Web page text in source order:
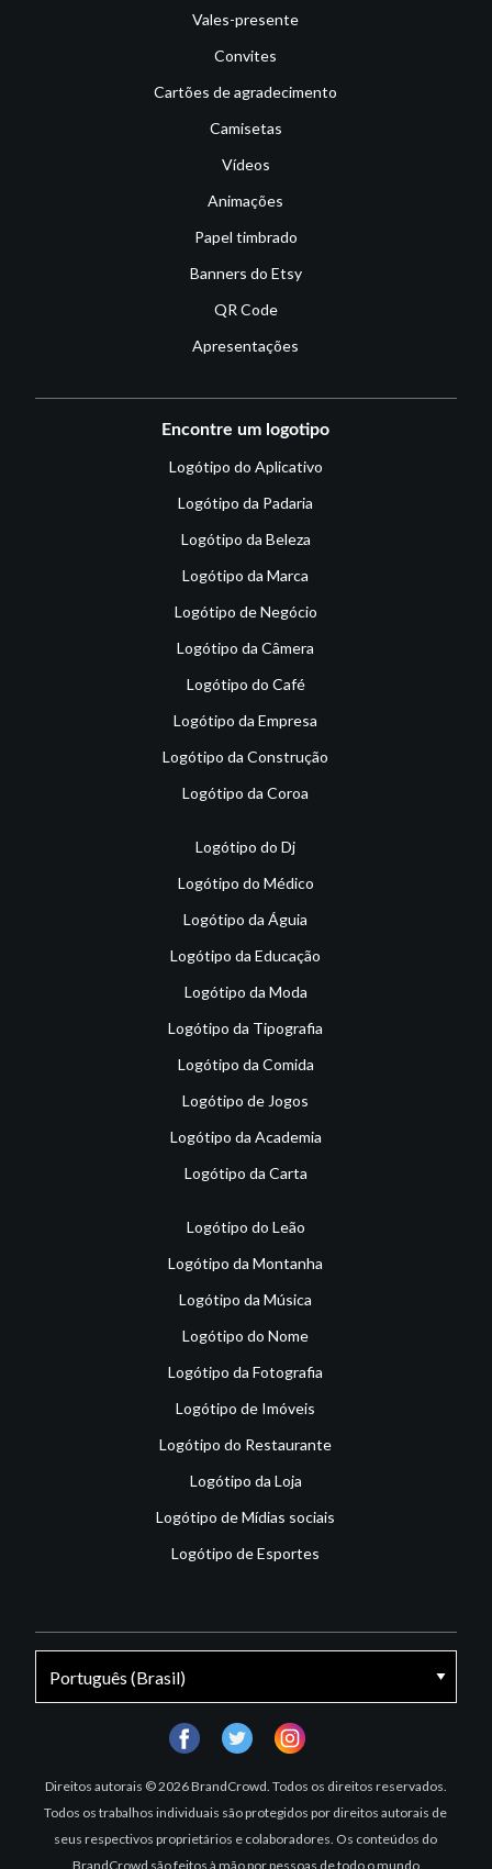
Vales-presente
Convites
Cartões de agradecimento
Camisetas
Vídeos
Animações
Papel timbrado
Banners do Etsy
QR Code
Apresentações
Encontre um logotipo
Logótipo do Aplicativo
Logótipo da Padaria
Logótipo da Beleza
Logótipo da Marca
Logótipo de Negócio
Logótipo da Câmera
Logótipo do Café
Logótipo da Empresa
Logótipo da Construção
Logótipo da Coroa
Logótipo do Dj
Logótipo do Médico
Logótipo da Águia
Logótipo da Educação
Logótipo da Moda
Logótipo da Tipografia
Logótipo da Comida
Logótipo de Jogos
Logótipo da Academia
Logótipo da Carta
Logótipo do Leão
Logótipo da Montanha
Logótipo da Música
Logótipo do Nome
Logótipo da Fotografia
Logótipo de Imóveis
Logótipo do Restaurante
Logótipo da Loja
Logótipo de Mídias sociais
Logótipo de Esportes
Direitos autorais © 2026 BrandCrowd. Todos os direitos reservados.
Todos os trabalhos individuais são protegidos por direitos autorais de
seus respectivos proprietários e colaboradores. Os conteúdos do
BrandCrowd são feitos à mão por pessoas de todo o mundo
facebooktwitter instagram